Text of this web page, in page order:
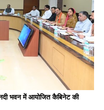
भवन में आयोजित कैबिनेट की